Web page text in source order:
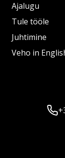
Ajalugu
Tule tööle
Juhtimine
Veho in